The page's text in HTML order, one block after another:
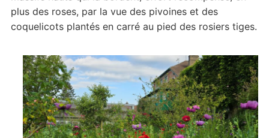
plus des roses, par la vue des pivoines et des
coquelicots plantés en carré au pied des rosiers tiges.